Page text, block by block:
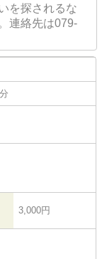
を探されるな
連絡先は079-
3,000円